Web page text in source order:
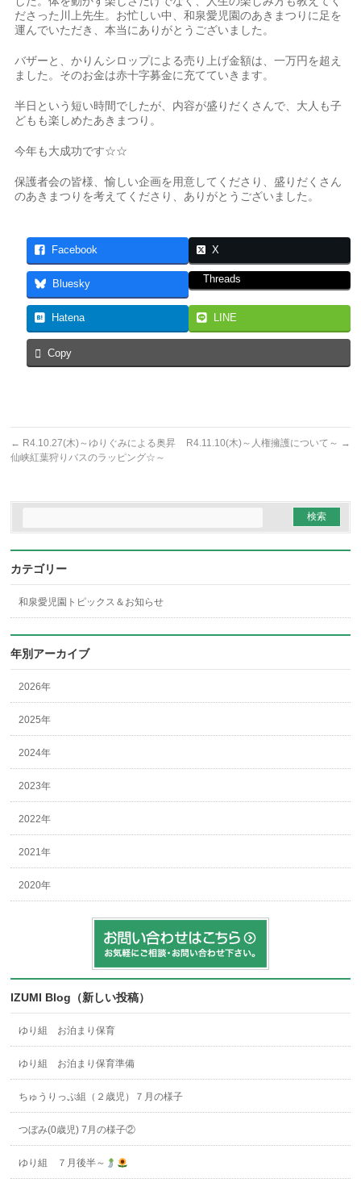
ださった川上先生。お忙しい中、和泉愛児園のあきまつりに足を
運んでいただき、本当にありがとうございました。
バザーと、かりんシロップによる売り上げ金額は、一万円を超え
ました。そのお金は赤十字募金に充てていきます。
半日という短い時間でしたが、内容が盛りだくさんで、大人も子
どもも楽しめたあきまつり。
今年も大成功です☆☆
保護者会の皆様、愉しい企画を用意してくださり、盛りだくさん
のあきまつりを考えてくださり、ありがとうございました。
Facebook X
Bluesky Threads
Hatena LINE
Copy
← R4.10.27(木)～ゆりぐみによる奥昇
仙峡紅葉狩りバスのラッピング☆～
R4.11.10(木)～人権擁護について～ →
カテゴリー
和泉愛児園トピックス＆お知らせ
年別アーカイブ
2026年
2025年
2024年
2023年
2022年
2021年
2020年
IZUMI Blog（新しい投稿）
ゆり組 お泊まり保育
ゆり組 お泊まり保育準備
ちゅうりっぷ組（２歳児）７月の様子
つぼみ(0歳児) 7月の様子②
ゆり組 ７月後半～